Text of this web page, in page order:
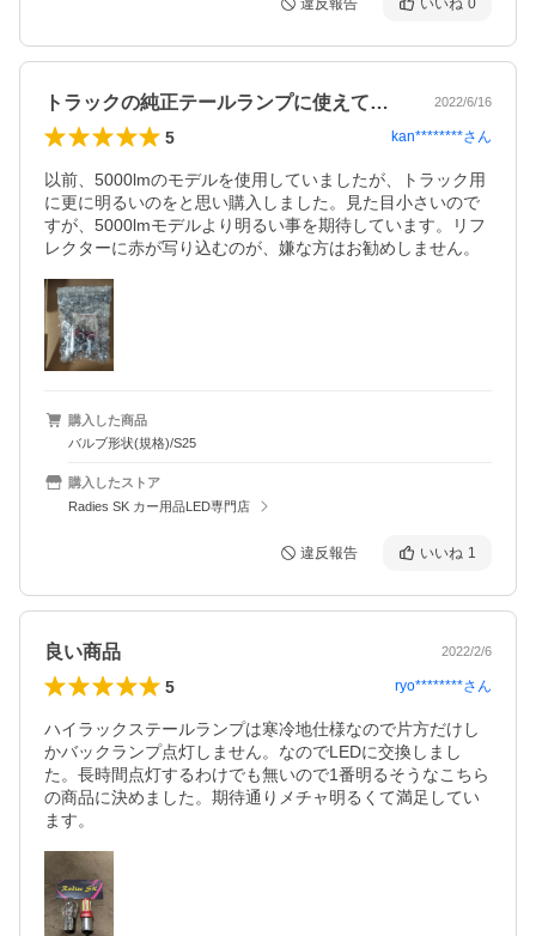
違反報告 いいね 0
トラックの純正テールランプに使えて良い 2022/6/16
5 kan********さん
以前、5000lmのモデルを使用していましたが、トラック用
に更に明るいのをと思い購入しました。見た目小さいので
すが、5000lmモデルより明るい事を期待しています。リフ
レクターに赤が写り込むのが、嫌な方はお勧めしません。
購入した商品
バルブ形状(規格)/S25
購入したストア
Radies SK カー用品LED専門店
違反報告 いいね 1
良い商品 2022/2/6
5 ryo********さん
ハイラックステールランプは寒冷地仕様なので片方だけし
かバックランプ点灯しません。なのでLEDに交換しまし
た。長時間点灯するわけでも無いので1番明るそうなこちら
の商品に決めました。期待通りメチャ明るくて満足してい
ます。